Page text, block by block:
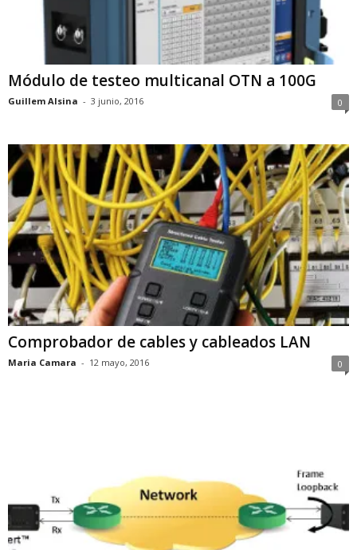
Módulo de testeo multicanal OTN a 100G
Guillem Alsina - 3 junio, 2016 0
Comprobador de cables y cableados LAN
Maria Camara - 12 mayo, 2016 0